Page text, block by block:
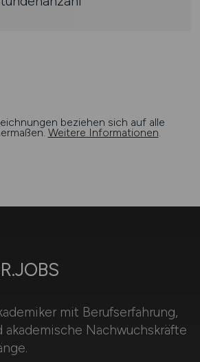
beziehen sich auf alle
Weitere Informationen
mit Berufserfahrung,
Nachwuchskräfte